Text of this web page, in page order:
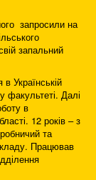
запросили на
запальний
Українській
факультеті. Далі
в
12 років – з
та
Працював